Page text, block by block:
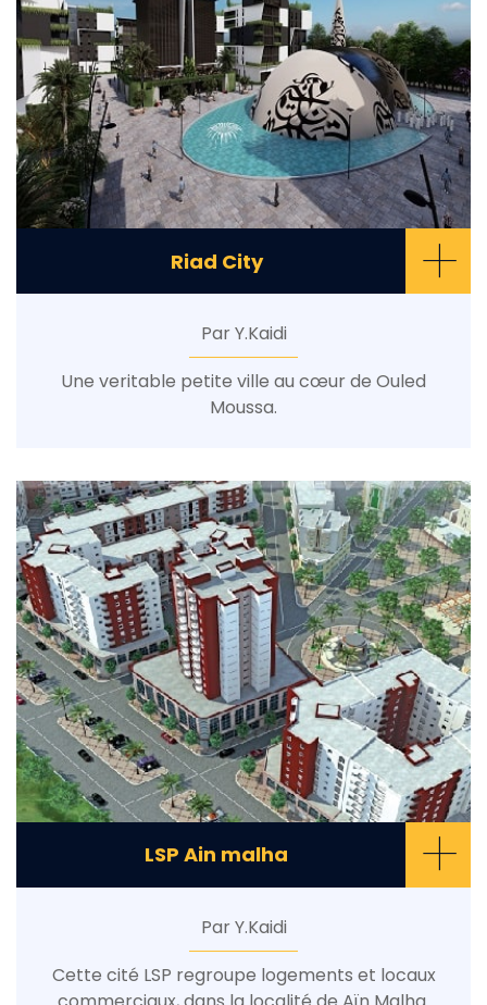
Riad City +
Par Y.Kaidi
Une veritable petite ville au cœur de Ouled
Moussa.
LSP Ain malha +
Par Y.Kaidi
Cette cité LSP regroupe logements et locaux